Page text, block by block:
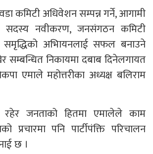
कमिटी अधिवेशन सम्पन्न गर्ने, आगामी
सदस्य नवीकरण, जनसंगठन कमिटी
अभिायनलाई सफल बनाउने
सम्बन्धित निकायमा दबाब दिनेलगायत
एमाले महोत्तरीका अध्यक्ष बलिराम
जनताको हितमा एमालेले काम
प्रचारमा पनि पार्टीपंक्ति परिचालन
छ ।